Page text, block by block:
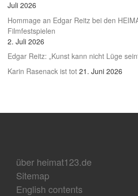
Juli 2026
Hommage an Edgar Reitz bei den
Filmfestspielen
2. Juli 2026
Edgar Reitz: „Kunst kann nicht Lüge
Karin Rasenack ist tot 21. Juni 2026
über heimat123.de
Sitemap
English contents